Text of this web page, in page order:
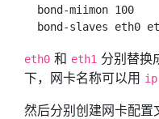
  bond-miimon 100
eth0 和 eth1 分别替换
下，网卡名称可以用 ip
然后分别创建网卡配置